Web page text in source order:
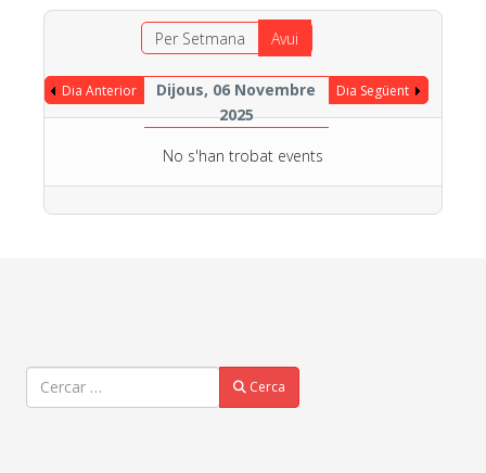
Per Setmana Avui
Dia Anterior
Dijous, 06 Novembre
2025
Dia Següent
No s'han trobat events
Cercar Cerca